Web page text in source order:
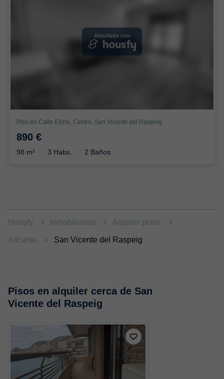
Alquilada con
Piso en Calle Elche, Centro, San Vicente del Raspeig
890 €
98 m² 3 Habs. 2 Baños
Housfy Inmobiliarias Alquiler pisos
Alicante San Vicente del Raspeig
Pisos en alquiler cerca de San
Vicente del Raspeig